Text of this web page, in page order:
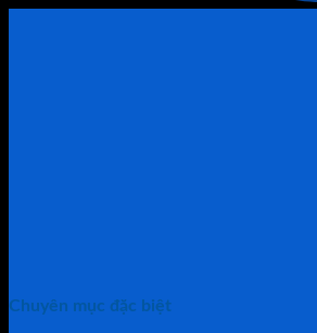
Chuyên mục đặc biệt